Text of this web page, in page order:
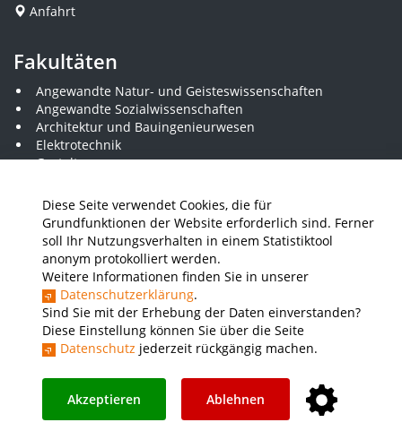
Diese Seite verwendet Cookies, die für
Grundfunktionen der Website erforderlich sind. Ferner
soll Ihr Nutzungsverhalten in einem Statistiktool
anonym protokolliert werden.
Weitere Informationen finden Sie in unserer
Datenschutzerklärung.
Sind Sie mit der Erhebung der Daten einverstanden?
Diese Einstellung können Sie über die Seite
Datenschutz jederzeit rückgängig machen.
Akzeptieren Ablehnen
Anfahrt
Fakultäten
Angewandte Natur- und Geisteswissenschaften
Angewandte Sozialwissenschaften
Architektur und Bauingenieurwesen
Elektrotechnik
Gestaltung
Kunststofftechnik und Vermessung
Maschinenbau
THWS Business School
Wirtschaftsingenieurwesen
Presse Stellenausschreibungen Intranet THWS Store
Instagram YouTube LinkedIn
Impressum Barrierefreiheit Datenschutz